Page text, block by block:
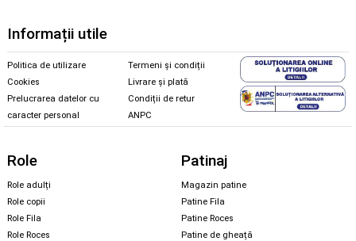
Informații utile
Politica de utilizare
Cookies
Prelucrarea datelor cu
caracter personal
Termeni și condiții
Livrare și plată
Condiții de retur
ANPC
Role
Role adulți
Role copii
Role Fila
Role Roces
Patinaj
Magazin patine
Patine Fila
Patine Roces
Patine de gheață